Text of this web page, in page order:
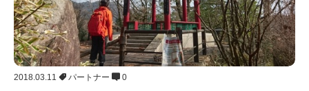
2018.03.11 パートナー 0